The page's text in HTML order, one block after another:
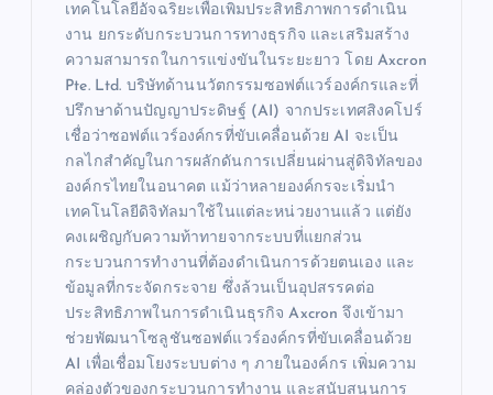
เทคโนโลยีอัจฉริยะเพื่อเพิ่มประสิทธิภาพการดำเนิน
งาน ยกระดับกระบวนการทางธุรกิจ และเสริมสร้าง
ความสามารถในการแข่งขันในระยะยาว โดย Axcron
Pte. Ltd. บริษัทด้านนวัตกรรมซอฟต์แวร์องค์กรและที่
ปรึกษาด้านปัญญาประดิษฐ์ (AI) จากประเทศสิงคโปร์
เชื่อว่าซอฟต์แวร์องค์กรที่ขับเคลื่อนด้วย AI จะเป็น
กลไกสำคัญในการผลักดันการเปลี่ยนผ่านสู่ดิจิทัลของ
องค์กรไทยในอนาคต แม้ว่าหลายองค์กรจะเริ่มนำ
เทคโนโลยีดิจิทัลมาใช้ในแต่ละหน่วยงานแล้ว แต่ยัง
คงเผชิญกับความท้าทายจากระบบที่แยกส่วน
กระบวนการทำงานที่ต้องดำเนินการด้วยตนเอง และ
ข้อมูลที่กระจัดกระจาย ซึ่งล้วนเป็นอุปสรรคต่อ
ประสิทธิภาพในการดำเนินธุรกิจ Axcron จึงเข้ามา
ช่วยพัฒนาโซลูชันซอฟต์แวร์องค์กรที่ขับเคลื่อนด้วย
AI เพื่อเชื่อมโยงระบบต่าง ๆ ภายในองค์กร เพิ่มความ
คล่องตัวของกระบวนการทำงาน และสนับสนุนการ